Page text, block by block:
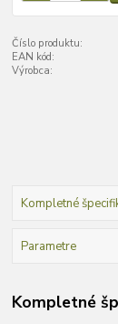
Číslo produktu:
EAN kód:
Výrobca:
Kompletné
Parametre
Kompletné